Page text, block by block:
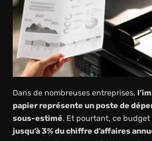
Dans de nombreuses entreprises,
papier représente un poste de
sous-estimé. Et pourtant, ce
jusqu’à 3% du chiffre d’affaires